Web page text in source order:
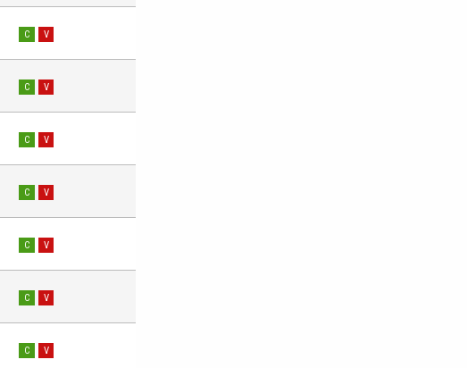
C V
C V
C V
C V
C V
C V
C V